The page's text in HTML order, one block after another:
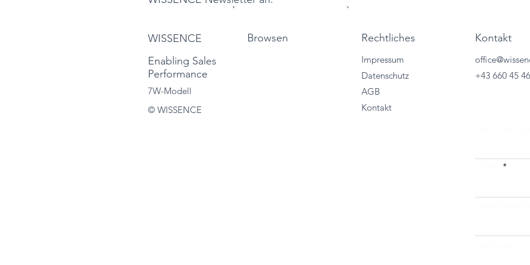
© WISSENCE
WISSENCE
Enabling Sales
Performance
7W-Modell
Browsen Rechtliches
Impressum
Datenschutz
AGB
Kontakt
Kontakt
+43 660 45